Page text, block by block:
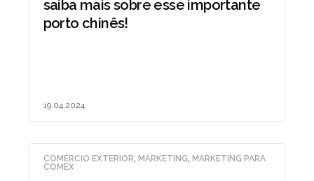
saiba mais sobre esse importante
porto chinês!
19.04.2024
COMÉRCIO EXTERIOR, MARKETING, MARKETING PARA
COMEX